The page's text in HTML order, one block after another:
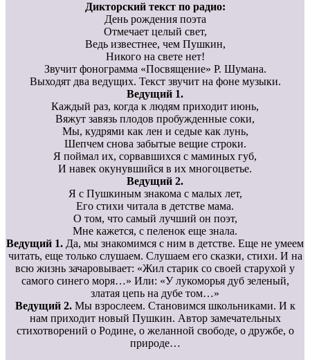
Дикторский текст по радио:
День рождения поэта
Отмечает целый свет,
Ведь известнее, чем Пушкин,
Никого на свете нет!
Звучит фонограмма «Посвящение» Р. Шумана.
Выходят два ведущих. Текст звучит на фоне музыки.
Ведущий 1.
Каждый раз, когда к людям приходит июнь,
Вяжут завязь плодов пробужденные соки,
Мы, кудрями как лен и седые как лунь,
Шепчем снова забытые вещие строки.
Я поймал их, сорвавшихся с маминых губ,
И навек окунувшийся в их многоцветье.
Ведущий 2.
Я с Пушкиным знакома с малых лет,
Его стихи читала в детстве мама.
О том, что самый лучший он поэт,
Мне кажется, с пеленок еще знала.
Ведущий 1. Да, мы знакомимся с ним в детстве. Еще не умеем
читать, еще только слушаем. Слушаем его сказки, стихи. И на
всю жизнь зачаровывает: «Жил старик со своей старухой у
самого синего моря…» Или: «У лукоморья дуб зеленый,
златая цепь на дубе том…»
Ведущий 2.Мы взрослеем. Становимся школьниками. И к
нам приходит новый Пушкин. Автор замечательных
стихотворений о Родине, о желанной свободе, о дружбе, о
природе…